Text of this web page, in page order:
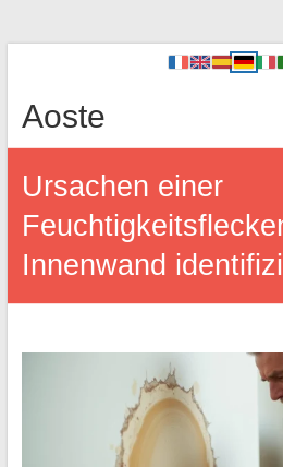
Aoste
Ursachen einer
Innenwand